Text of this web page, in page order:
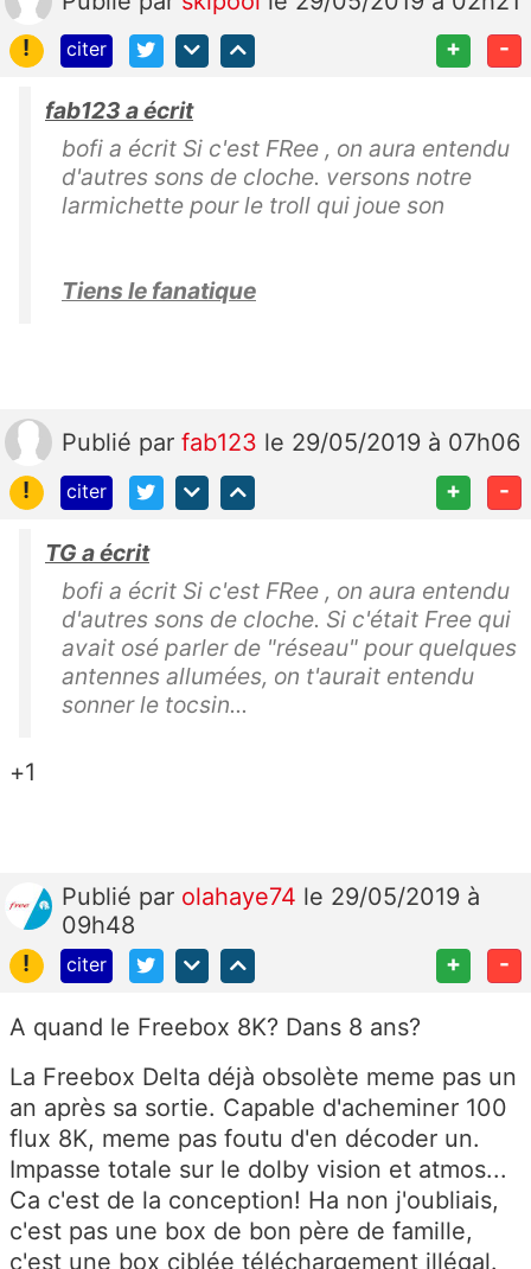
!
citer + -
fab123 a écrit
bofi a écrit Si c'est FRee , on aura entendu
d'autres sons de cloche. versons notre
larmichette pour le troll qui joue son
Tiens le fanatique
Publié par fab123 le 29/05/2019 à 07h06
!
citer + -
TG a écrit
bofi a écrit Si c'est FRee , on aura entendu
d'autres sons de cloche. Si c'était Free qui
avait osé parler de "réseau" pour quelques
antennes allumées, on t'aurait entendu
sonner le tocsin...
+1
Publié par olahaye74 le 29/05/2019 à
09h48
!
citer + -
A quand le Freebox 8K? Dans 8 ans?
La Freebox Delta déjà obsolète meme pas un
an après sa sortie. Capable d'acheminer 100
flux 8K, meme pas foutu d'en décoder un.
Impasse totale sur le dolby vision et atmos...
Ca c'est de la conception! Ha non j'oubliais,
c'est pas une box de bon père de famille,
c'est une box ciblée téléchargement illégal.